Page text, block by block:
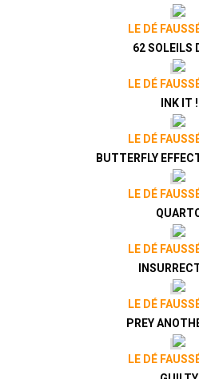
LE DÉ
62 SOLEILS
LE DÉ
INK IT !
LE DÉ
BUTTERFLY
LE DÉ
LE DÉ
LE DÉ
PREY
LE DÉ